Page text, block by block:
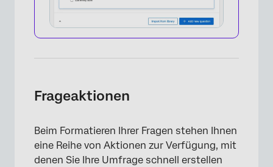
×
Frageaktionen
Beim Formatieren Ihrer Fragen stehen Ihnen
eine Reihe von Aktionen zur Verfügung, mit
denen Sie Ihre Umfrage schnell erstellen